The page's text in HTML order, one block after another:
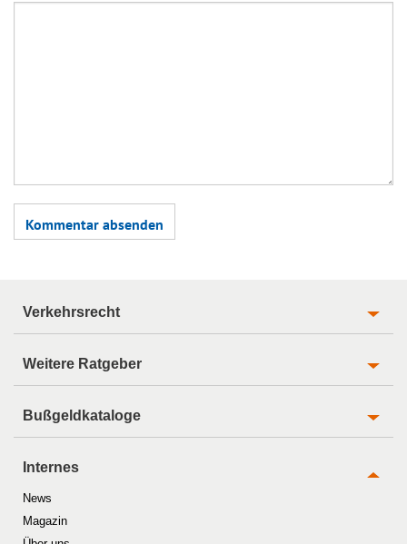
Verkehrsrecht
Weitere Ratgeber
Bußgeldkataloge
Internes
News
Magazin